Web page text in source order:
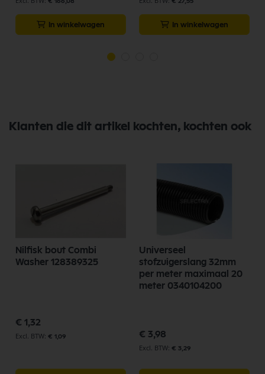
In winkelwagen In winkelwagen
Klanten die dit artikel kochten, kochten ook
Nilfisk bout Combi
Washer 128389325
€ 1,32
€ 1,09
Universeel
stofzuigerslang 32mm
per meter maximaal 20
meter 0340104200
€ 3,98
€ 3,29